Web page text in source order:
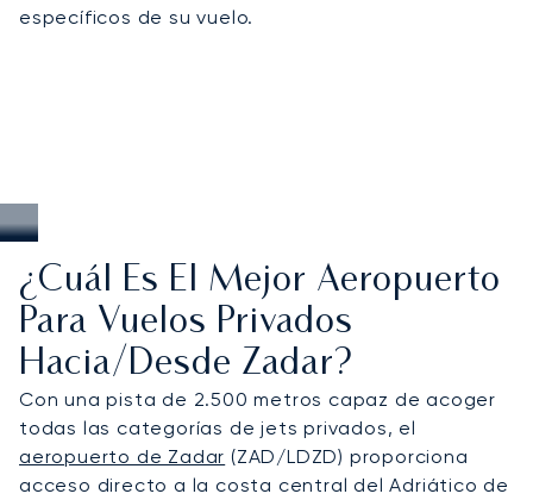
discretas a propiedades en las islas o conectar
de manera impecable con otros centros del
específicos de su vuelo.
¿Cuál Es El Mejor Aeropuerto
Para Vuelos Privados
Hacia/desde Zadar?
Con una pista de 2.500 metros capaz de acoger
todas las categorías de jets privados, el
aeropuerto de Zadar (ZAD/LDZD) proporciona
acceso directo a la costa central del Adriático de